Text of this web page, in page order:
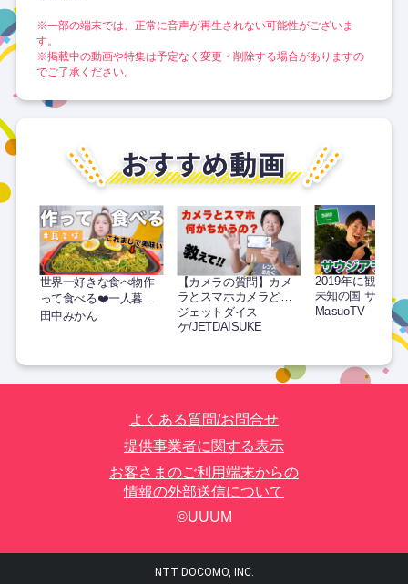
※一部の端末では、正常に音声が再生されない可能性がございま
す。
※掲載中の動画や特集は予定なく変更・削除する場合がありますの
でご了承ください。
世界一好きな食べ物作
って食べる❤️一人暮ら
し独身女｜瓦そば山口
田中みかん
【カメラの質問】カメ
ラとスマホカメラどこ
が違うの？両者を隔て
る精神的な壁について
ジェットダイス
ケ/JETDAISUKE
2019年に観光解
未知の国 サウジ
アが凄すぎた！
MasuoTV
よくある質問/お問合せ
提供事業者に関する表示
お客さまのご利用端末からの
情報の外部送信について
©UUUM
NTT DOCOMO, INC.